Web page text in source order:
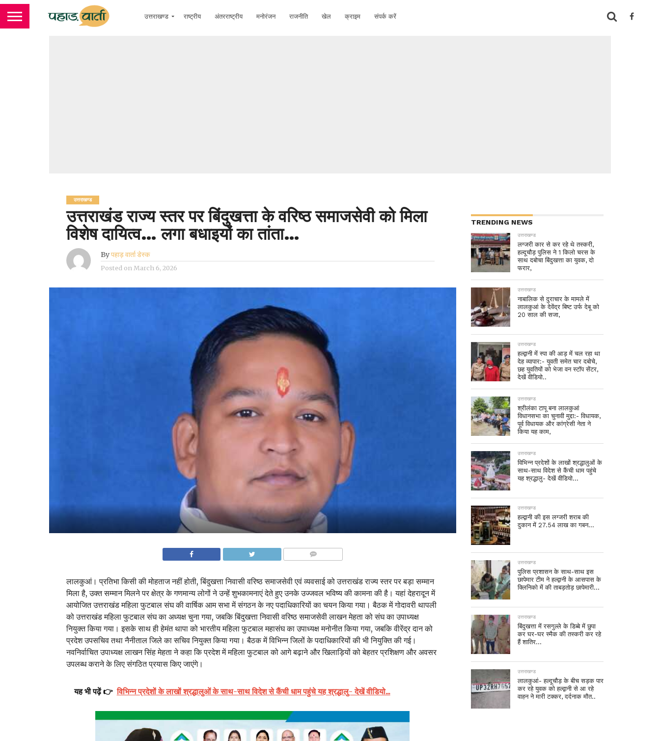
उत्तराखण्ड राष्ट्रीय अंतरराष्ट्रीय मनोरंजन राजनीति खेल क्राइम संपर्क करें
उत्तराखण्ड
उत्तराखंड राज्य स्तर पर बिंदुखत्ता के वरिष्ठ समाजसेवी को मिला
विशेष दायित्व… लगा बधाइयों का तांता…
Byपहाड़ वार्ता डेस्क
Posted on March 6, 2026
लालकुआं। प्रतिभा किसी की मोहताज नहीं होती, बिंदुखत्ता निवासी वरिष्ठ समाजसेवी एवं व्यवसाई को उत्तराखंड राज्य स्तर पर बड़ा सम्मान
मिला है, उक्त सम्मान मिलने पर क्षेत्र के गणमान्य लोगों ने उन्हें शुभकामनाएं देते हुए उनके उज्जवल भविष्य की कामना की है। यहां देहरादून में
आयोजित उत्तराखंड महिला फुटबाल संघ की वार्षिक आम सभा में संगठन के नए पदाधिकारियों का चयन किया गया। बैठक में गोदावरी थापली
को उत्तराखंड महिला फुटबाल संघ का अध्यक्ष चुना गया, जबकि बिंदुखत्ता निवासी वरिष्ठ समाजसेवी लाखन मेहता को संघ का उपाध्यक्ष
नियुक्त किया गया। इसके साथ ही हेमंत थापा को भारतीय महिला फुटबाल महासंघ का उपाध्यक्ष मनोनीत किया गया, जबकि वीरेंद्र दान को
प्रदेश उपसचिव तथा नैनीताल जिले का सचिव नियुक्त किया गया। बैठक में विभिन्न जिलों के पदाधिकारियों की भी नियुक्ति की गई।
नवनिर्वाचित उपाध्यक्ष लाखन सिंह मेहता ने कहा कि प्रदेश में महिला फुटबाल को आगे बढ़ाने और खिलाड़ियों को बेहतर प्रशिक्षण और अवसर
उपलब्ध कराने के लिए संगठित प्रयास किए जाएंगे।
यह भी पढ़ें 👉 विभिन्न प्रदेशों के लाखों श्रद्धालुओं के साथ-साथ विदेश से कैंची धाम पहुंचे यह श्रद्धालु- देखें वीडियो...
TRENDING NEWS
उत्तराखण्ड
लग्जरी कार से कर रहे थे तस्करी,
हल्दूचौड़ पुलिस ने 1 किलो चरस के
साथ दबोचा बिंदुखत्ता का युवक, दो
फरार,
उत्तराखण्ड
नाबालिक से दुराचार के मामले में
लालकुआं के देवेंद्र बिष्ट उर्फ देबू को
20 साल की सजा,
उत्तराखण्ड
हल्द्वानी में स्पा की आड़ में चल रहा था
देह व्यापार:- युवती समेत चार दबोचे,
छह युवतियों को भेजा वन स्टॉप सेंटर,
देखें वीडियो..
उत्तराखण्ड
श्रीलंका टापू बना लालकुआं
विधानसभा का चुनावी मुद्दा:- विधायक,
पूर्व विधायक और कांग्रेसी नेता ने
किया यह काम,
उत्तराखण्ड
विभिन्न प्रदेशों के लाखों श्रद्धालुओं के
साथ-साथ विदेश से कैंची धाम पहुंचे
यह श्रद्धालु- देखें वीडियो…
उत्तराखण्ड
हल्द्वानी की इस लग्जरी शराब की
दुकान में 27.54 लाख का गबन…
उत्तराखण्ड
पुलिस प्रशासन के साथ-साथ इस
छापेमार टीम ने हल्द्वानी के आसपास के
क्लिनिको में की ताबड़तोड़ छापेमारी…
उत्तराखण्ड
बिंदुखत्ता में रसगुल्ले के डिब्बे में छुपा
कर घर-घर स्मैक की तस्करी कर रहे
हैं शातिर…
उत्तराखण्ड
लालकुआं- हल्दूचौड़ के बीच सड़क पार
कर रहे युवक को हल्द्वानी से आ रहे
वाहन ने मारी टक्कर, दर्दनाक मौत..